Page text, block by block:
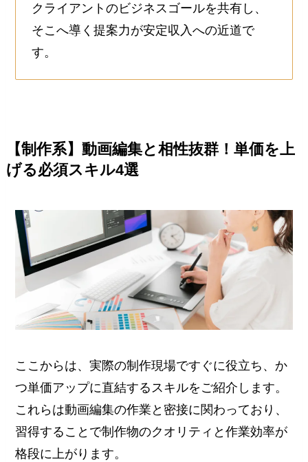
クライアントのビジネスゴールを共有し、
そこへ導く提案力が安定収入への近道で
す。
【制作系】動画編集と相性抜群！単価を上
げる必須スキル4選
ここからは、実際の制作現場ですぐに役立ち、か
つ単価アップに直結するスキルをご紹介します。
これらは動画編集の作業と密接に関わっており、
習得することで制作物のクオリティと作業効率が
格段に上がります。